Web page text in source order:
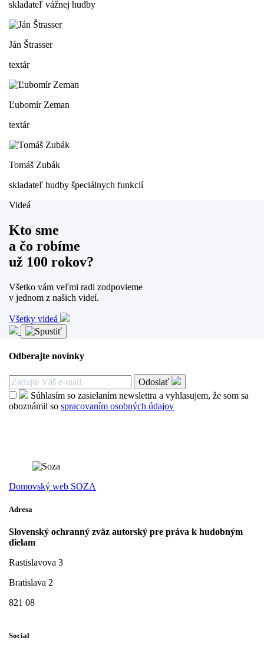
skladateľ vážnej hudby
Ján Štrasser
textár
Ľubomír Zeman
textár
Tomáš Zubák
skladateľ hudby špeciálnych funkcií
Videá
Kto sme
a čo robíme
už 100 rokov?
Všetko vám veľmi radi zodpovieme
v jednom z našich videí.
Všetky videá
Odberajte novinky
Odoslať
Súhlasím so zasielaním newslettra a vyhlasujem, že som sa
oboznámil so spracovaním osobných údajov
Domovský web SOZA
Adresa
Slovenský ochranný zväz autorský pre práva k hudobným
dielam
Rastislavova 3
Bratislava 2
821 08
Social